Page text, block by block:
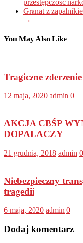
przestępczość
Granat z
→
You May Also Like
Tragiczne
12 maja, 2020 admin 0
AKCJA CBŚP
DOPALACZY
21 grudnia, 2018 admin 0
Niebezpieczny
tragedii
6 maja, 2020 admin 0
Dodaj komentarz